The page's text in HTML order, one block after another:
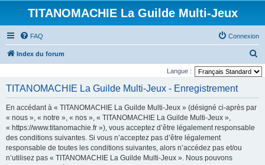
TITANOMACHIE La Guilde Multi-Jeux
FAQ Connexion
Index du forum
e
Langue :
TITANOMACHIE La Guilde Multi-Jeux - Enregistrement
En accédant à « TITANOMACHIE La Guilde Multi-Jeux » (désigné ci-après par
« nous », « notre », « nos », « TITANOMACHIE La Guilde Multi-Jeux »,
« https://www.titanomachie.fr »), vous acceptez d’être légalement responsable
des conditions suivantes. Si vous n’acceptez pas d’être légalement
responsable de toutes les conditions suivantes, alors n’accédez pas et/ou
n’utilisez pas « TITANOMACHIE La Guilde Multi-Jeux ». Nous pouvons